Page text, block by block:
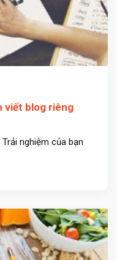
viết blog riêng
nghiệm của bạn